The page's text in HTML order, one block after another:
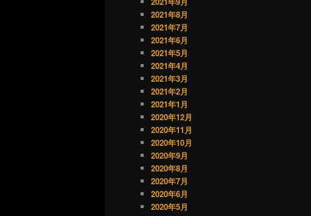
2021年8月
2021年7月
2021年6月
2021年5月
2021年4月
2021年3月
2021年2月
2021年1月
2020年12月
2020年11月
2020年10月
2020年9月
2020年8月
2020年7月
2020年6月
2020年5月